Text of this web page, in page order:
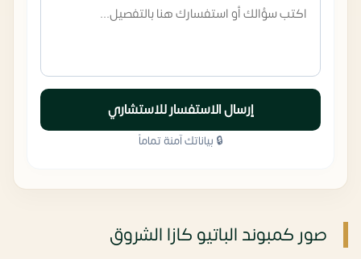
إرسال الاستفسار للاستشاري
🔒 بياناتك آمنة تماماً
صور كمبوند الباتيو كازا الشروق